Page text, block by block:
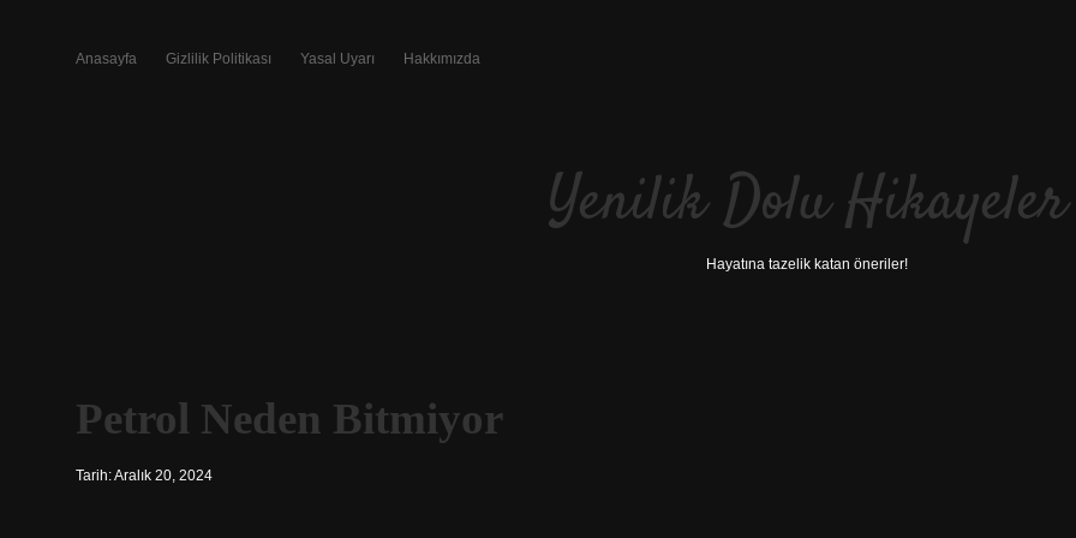
Anasayfa Gizlilik Politikası Yasal Uyarı Hakkımızda
Yenilik Dolu Hikayeler
Hayatına tazelik katan öneriler!
Petrol Neden Bitmiyor
Tarih: Aralık 20, 2024